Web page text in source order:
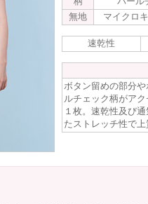
無地
マイクロ
速乾性
ボタン留めの部分
ルチェック柄がア
１枚。速乾性及び
たストレッチ性で上